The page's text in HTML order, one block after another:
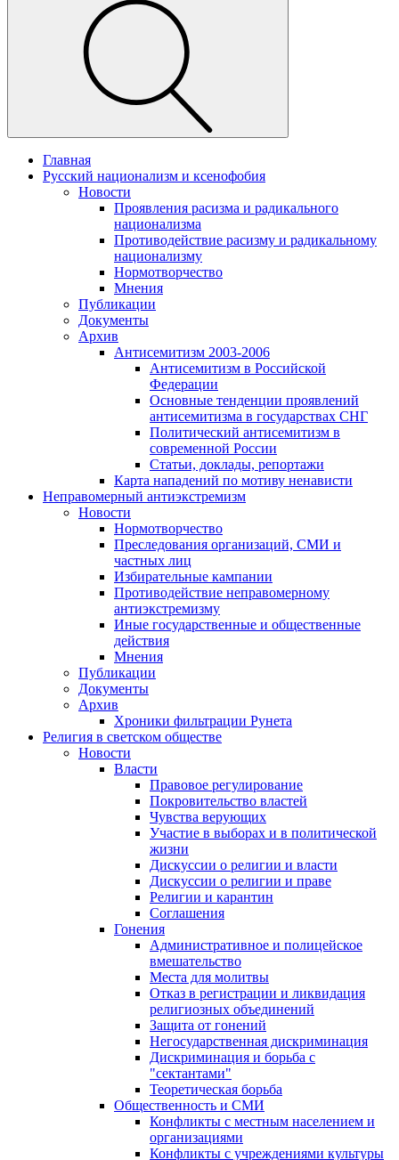
Главная
Русский национализм и ксенофобия
Новости
Проявления расизма и радикального
национализма
Противодействие расизму и радикальному
национализму
Нормотворчество
Мнения
Публикации
Документы
Архив
Антисемитизм 2003-2006
Антисемитизм в Российской
Федерации
Основные тенденции проявлений
антисемитизма в государствах СНГ
Политический антисемитизм в
современной России
Статьи, доклады, репортажи
Карта нападений по мотиву ненависти
Неправомерный антиэкстремизм
Новости
Нормотворчество
Преследования организаций, СМИ и
частных лиц
Избирательные кампании
Противодействие неправомерному
антиэкстремизму
Иные государственные и общественные
действия
Мнения
Публикации
Документы
Архив
Хроники фильтрации Рунета
Религия в светском обществе
Новости
Власти
Правовое регулирование
Покровительство властей
Чувства верующих
Участие в выборах и в политической
жизни
Дискуссии о религии и власти
Дискуссии о религии и праве
Религии и карантин
Соглашения
Гонения
Административное и полицейское
вмешательство
Места для молитвы
Отказ в регистрации и ликвидация
религиозных объединений
Защита от гонений
Негосударственная дискриминация
Дискриминация и борьба с
"сектантами"
Теоретическая борьба
Общественность и СМИ
Конфликты с местным населением и
организациями
Конфликты с учреждениями культуры